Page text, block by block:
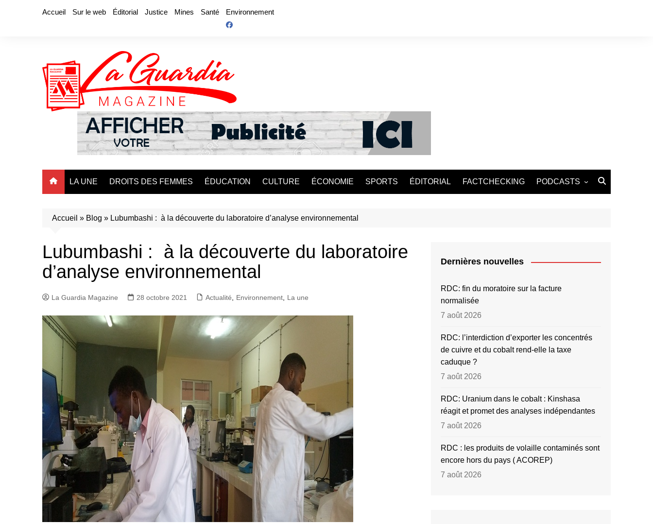
Accueil Sur le web Éditorial Justice Mines Santé Environnement
LA UNE DROITS DES FEMMES ÉDUCATION CULTURE ÉCONOMIE SPORTS ÉDITORIAL FACTCHECKING PODCASTS
Accueil » Blog » Lubumbashi : à la découverte du laboratoire d’analyse environnemental
Lubumbashi : à la découverte du laboratoire
d’analyse environnemental
La Guardia Magazine 28 octobre 2021 Actualité, Environnement, La une
Dernières nouvelles
RDC: fin du moratoire sur la facture
normalisée
7 août 2026
RDC: l’interdiction d’exporter les concentrés
de cuivre et du cobalt rend-elle la taxe
caduque ?
7 août 2026
RDC: Uranium dans le cobalt : Kinshasa
réagit et promet des analyses indépendantes
7 août 2026
RDC : les produits de volaille contaminés sont
encore hors du pays ( ACOREP)
7 août 2026